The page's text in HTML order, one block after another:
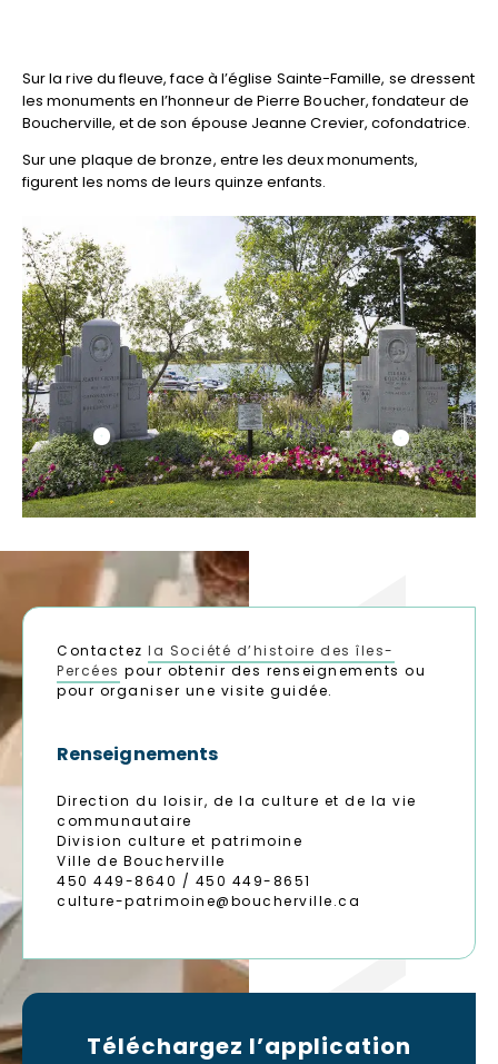
Sur la rive du fleuve, face à l’église Sainte-Famille, se dressent
les monuments en l’honneur de Pierre Boucher, fondateur de
Boucherville, et de son épouse Jeanne Crevier, cofondatrice.
Sur une plaque de bronze, entre les deux monuments,
figurent les noms de leurs quinze enfants.
Contactez la Société d’histoire des îles-
Percées pour obtenir des renseignements ou
pour organiser une visite guidée.
Renseignements
Direction du loisir, de la culture et de la vie
communautaire
Division culture et patrimoine
Ville de Boucherville
450 449-8640 / 450 449-8651
culture-patrimoine@boucherville.ca
Téléchargez l’application